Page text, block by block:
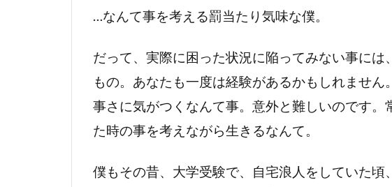
…なんて事を考える罰当たり気味な僕。
だって、実際に困った状況に陥ってみない事に
もの。あなたも一度は経験があるかもしれませ
事さに気がつくなんて事。意外と難しいのです。
た時の事を考えながら生きるなんて。
僕もその昔、大学受験で、自宅浪人をしていた頃